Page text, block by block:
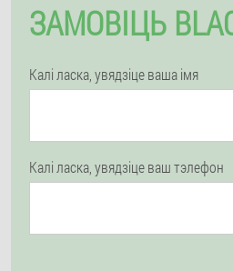
ЗАМОВІЦЬ
Калі ласка, увядзіце ваша імя
Калі ласка, увядзіце ваш тэлефон